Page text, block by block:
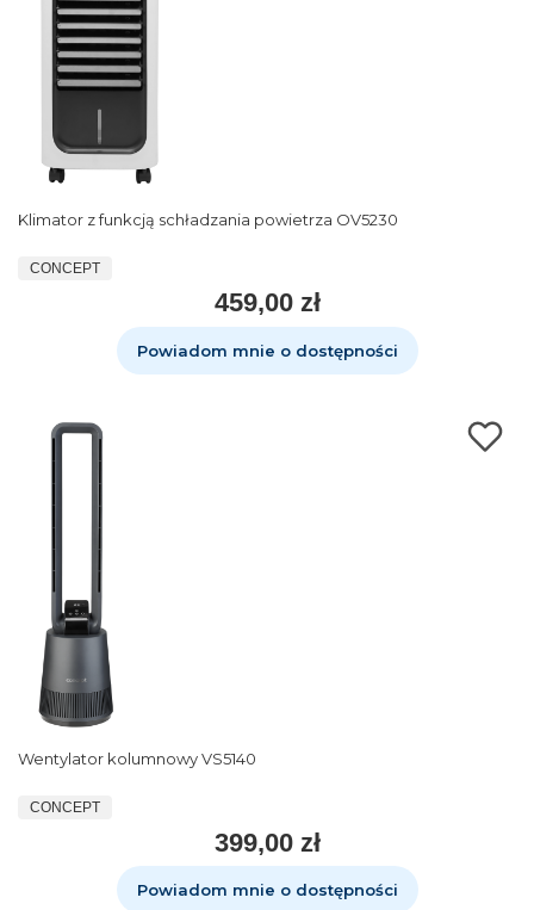
Klimator z funkcją schładzania powietrza OV5230
CONCEPT
459,00 zł
Powiadom mnie o dostępności
Wentylator kolumnowy VS5140
CONCEPT
399,00 zł
Powiadom mnie o dostępności